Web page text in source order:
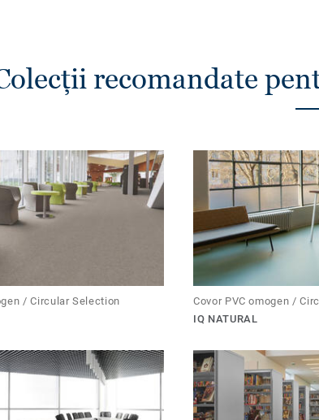
recomandate
/ Circular Selection
Covor PVC omogen /
IQ NATURAL